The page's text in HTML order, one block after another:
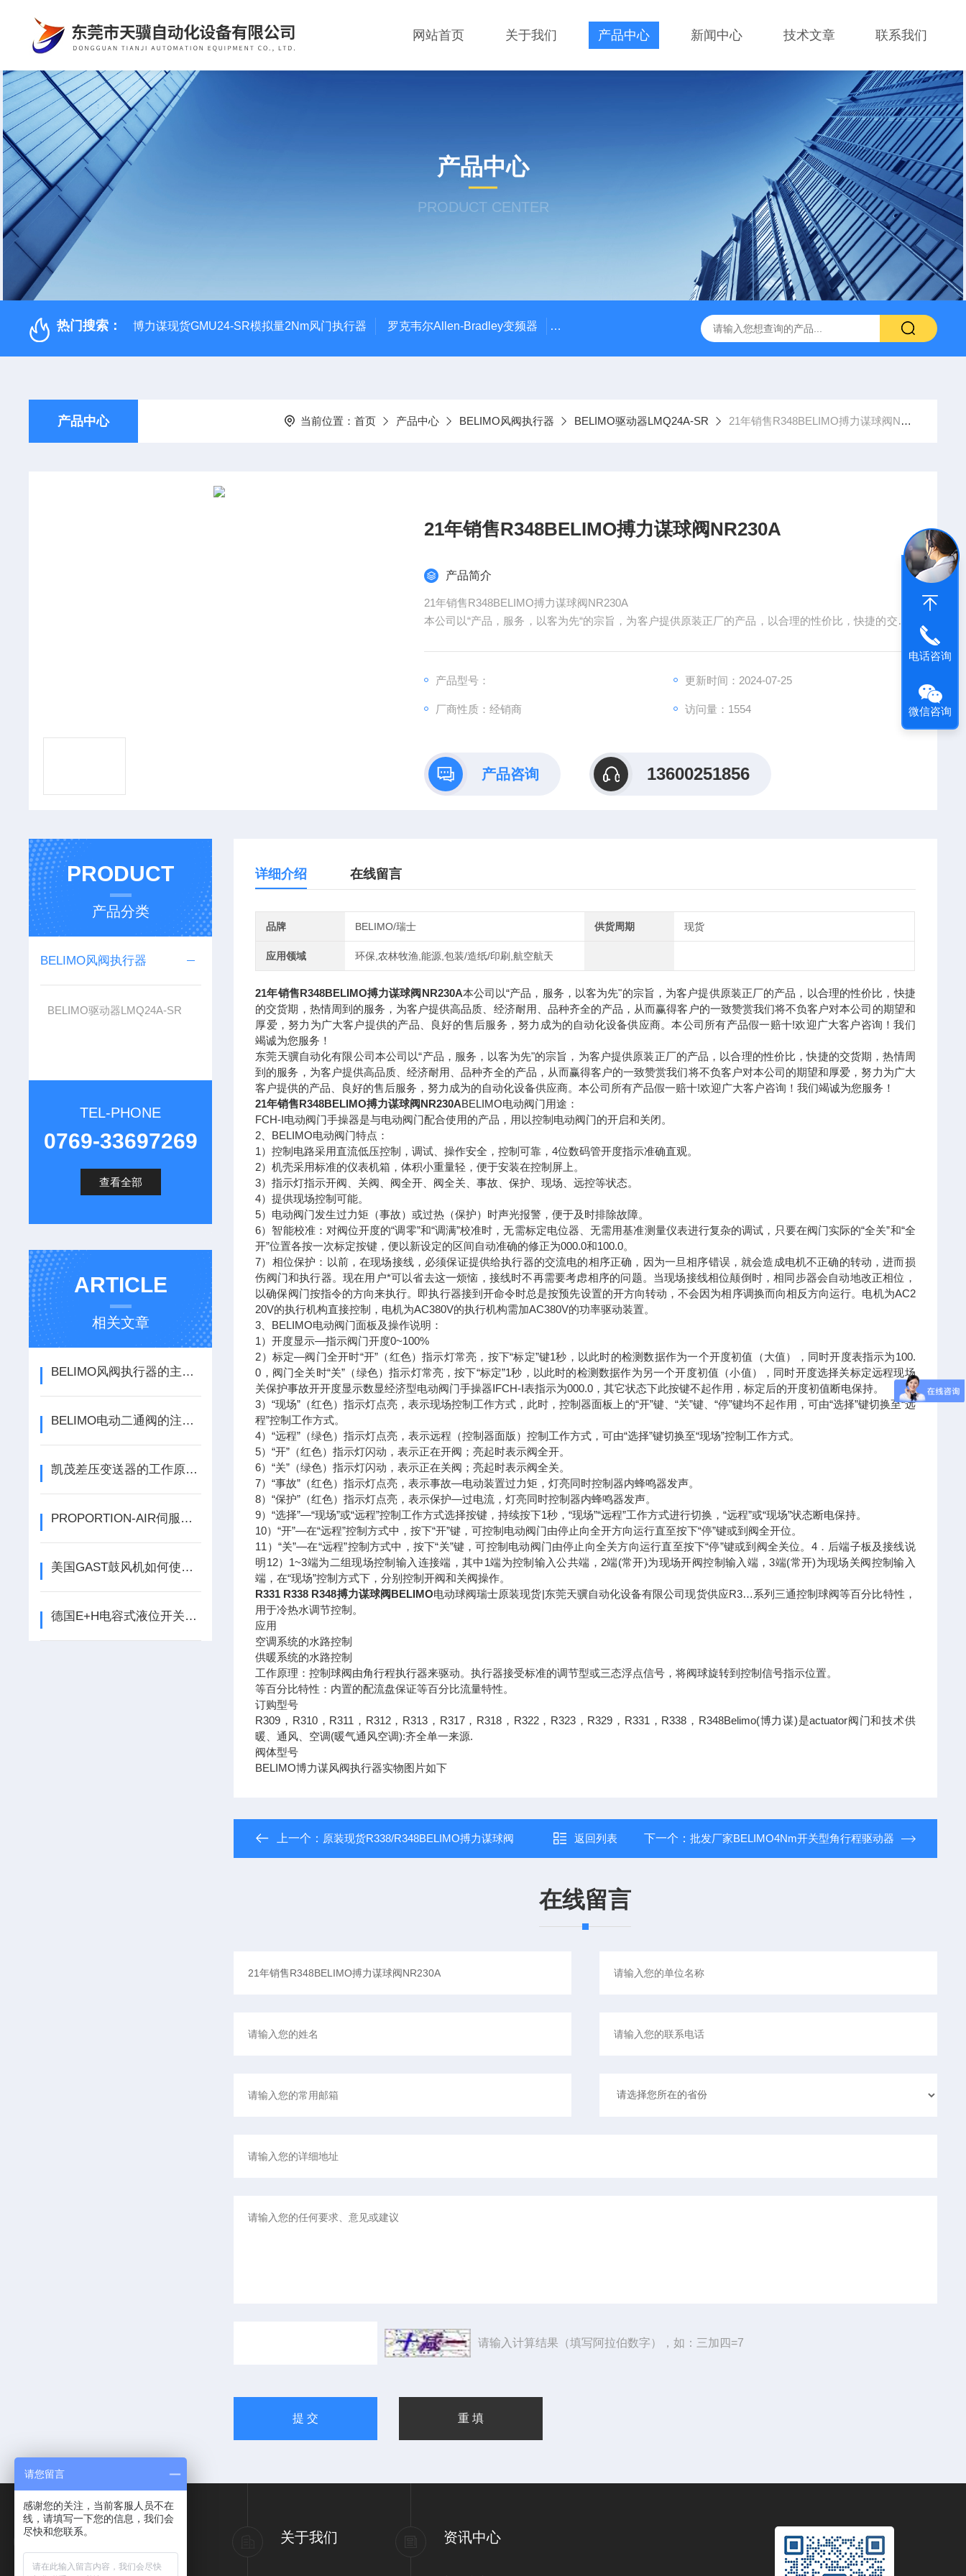
网站首页 关于我们 产品中心 新闻中心 技术文章 联系我们
请您留言
感谢您的关注，当前客服人员不在
线，请填写一下您的信息，我们会
尽快和您联系。
产品中心
PRODUCT CENTER
热门搜索： 博力谋现货GMU24-SR模拟量2Nm风门执行器 罗克韦尔Allen-Bradley变频器 德国Leybold真空计 SMC比例阀ITV2050-312L KNF气体隔膜泵
产品中心 当前位置：首页 产品中心 BELIMO风阀执行器 BELIMO驱动器LMQ24A-SR 21年销售R348BELIMO搏力谋球阀NR230A
21年销售R348BELIMO搏力谋球阀NR230A
产品简介
21年销售R348BELIMO搏力谋球阀NR230A
本公司以“产品，服务，以客为先“的宗旨，为客户提供原装正厂的产品，以合理的性价比，快捷的交货
产品型号：
更新时间：2024-07-25
厂商性质：经销商 访问量：1554
产品咨询 13600251856
PRODUCT
产品分类
BELIMO风阀执行器
BELIMO驱动器LMQ24A-SR
TEL-PHONE
0769-33697269
查看全部
ARTICLE
相关文章
BELIMO风阀执行器的主要作用是控制风阀的开启和关闭
BELIMO电动二通阀的注意细节，让你一次性看懂
凯茂差压变送器的工作原理是什么
PROPORTION-AIR伺服阀与比例阀有什么区别
美国GAST鼓风机如何使用操作
德国E+H电容式液位开关的测量原理
详细介绍 在线留言
品牌 BELIMO/瑞士 供货周期 现货
应用领域 环保,农林牧渔,能源,包装/造纸/印刷,航空航天
21年销售R348BELIMO搏力谋球阀NR230A本公司以“产品，服务，以客为先"的宗旨，为客户提供原装正厂的产品，以合理的性价比，快捷
的交货期，热情周到的服务，为客户提供高品质、经济耐用、品种齐全的产品，从而赢得客户的一致赞赏我们将不负客户对本公司的期望和
厚爱，努力为广大客户提供的产品、良好的售后服务，努力成为的自动化设备供应商。本公司所有产品假一赔十!欢迎广大客户咨询！我们
竭诚为您服务！
东莞天骥自动化有限公司本公司以“产品，服务，以客为先"的宗旨，为客户提供原装正厂的产品，以合理的性价比，快捷的交货期，热情周
到的服务，为客户提供高品质、经济耐用、品种齐全的产品，从而赢得客户的一致赞赏我们将不负客户对本公司的期望和厚爱，努力为广大
客户提供的产品、良好的售后服务，努力成为的自动化设备供应商。本公司所有产品假一赔十!欢迎广大客户咨询！我们竭诚为您服务！
21年销售R348BELIMO搏力谋球阀NR230ABELIMO电动阀门用途：
FCH-I电动阀门手操器是与电动阀门配合使用的产品，用以控制电动阀门的开启和关闭。
2、BELIMO电动阀门特点：
1）控制电路采用直流低压控制，调试、操作安全，控制可靠，4位数码管开度指示准确直观。
2）机壳采用标准的仪表机箱，体积小重量轻，便于安装在控制屏上。
3）指示灯指示开阀、关阀、阀全开、阀全关、事故、保护、现场、远控等状态。
4）提供现场控制可能。
5）电动阀门发生过力矩（事故）或过热（保护）时声光报警，便于及时排除故障。
6）智能校准：对阀位开度的“调零”和“调满”校准时，无需标定电位器、无需用基准测量仪表进行复杂的调试，只要在阀门实际的“全关”和“全
开”位置各按一次标定按键，便以新设定的区间自动准确的修正为000.0和100.0。
7）相位保护：以前，在现场接线，必须保证提供给执行器的交流电的相序正确，因为一旦相序错误，就会造成电机不正确的转动，进而损
伤阀门和执行器。现在用户*可以省去这一烦恼，接线时不再需要考虑相序的问题。当现场接线相位颠倒时，相同步器会自动地改正相位，
以确保阀门按指令的方向来执行。即执行器接到开命令时总是按预先设置的开方向转动，不会因为相序调换而向相反方向运行。电机为AC2
20V的执行机构直接控制，电机为AC380V的执行机构需加AC380V的功率驱动装置。
3、BELIMO电动阀门面板及操作说明：
1）开度显示—指示阀门开度0~100%
2）标定—阀门全开时“开”（红色）指示灯常亮，按下“标定”键1秒，以此时的检测数据作为一个开度初值（大值），同时开度表指示为100.
0，阀门全关时“关”（绿色）指示灯常亮，按下“标定”1秒，以此时的检测数据作为另一个开度初值（小值），同时开度选择关标定远程现场
关保护事故开开度显示数显经济型电动阀门手操器ⅠFCH-I表指示为000.0，其它状态下此按键不起作用，标定后的开度初值断电保持。
3）“现场”（红色）指示灯点亮，表示现场控制工作方式，此时，控制器面板上的“开”键、“关”键、“停”键均不起作用，可由“选择”键切换至“远
程”控制工作方式。
4）“远程”（绿色）指示灯点亮，表示远程（控制器面版）控制工作方式，可由“选择”键切换至“现场”控制工作方式。
5）“开”（红色）指示灯闪动，表示正在开阀；亮起时表示阀全开。
6）“关”（绿色）指示灯闪动，表示正在关阀；亮起时表示阀全关。
7）“事故”（红色）指示灯点亮，表示事故—电动装置过力矩，灯亮同时控制器内蜂鸣器发声。
8）“保护”（红色）指示灯点亮，表示保护—过电流，灯亮同时控制器内蜂鸣器发声。
9）“选择”—“现场”或“远程”控制工作方式选择按键，持续按下1秒，“现场”“远程”工作方式进行切换，“远程”或“现场”状态断电保持。
10）“开”—在“远程”控制方式中，按下“开”键，可控制电动阀门由停止向全开方向运行直至按下“停”键或到阀全开位。
11）“关”—在“远程”控制方式中，按下“关”键，可控制电动阀门由停止向全关方向运行直至按下“停”键或到阀全关位。4．后端子板及接线说
明12）1~3端为二组现场控制输入连接端，其中1端为控制输入公共端，2端(常开)为现场开阀控制输入端，3端(常开)为现场关阀控制输入
端，在“现场”控制方式下，分别控制开阀和关阀操作。
R331 R338 R348搏力谋球阀BELIMO电动球阀瑞士原装现货|东莞天骥自动化设备有限公司现货供应R3…系列三通控制球阀等百分比特性，
用于冷热水调节控制。
应用
空调系统的水路控制
供暖系统的水路控制
工作原理：控制球阀由角行程执行器来驱动。执行器接受标准的调节型或三态浮点信号，将阀球旋转到控制信号指示位置。
等百分比特性：内置的配流盘保证等百分比流量特性。
订购型号
R309，R310，R311，R312，R313，R317，R318，R322，R323，R329，R331，R338，R348Belimo(博力谋)是actuator阀门和技术供
暖、通风、空调(暖气通风空调):齐全单一来源.
阀体型号
BELIMO博力谋风阀执行器实物图片如下
上一个： 原装现货R338/R348BELIMO搏力谋球阀 返回列表 下一个： 批发厂家BELIMO4Nm开关型角行程驱动器
在线留言
请输入计算结果（填写阿拉伯数字），如：三加四=7
产品导航 关于我们 资讯中心
电话咨询
微信咨询